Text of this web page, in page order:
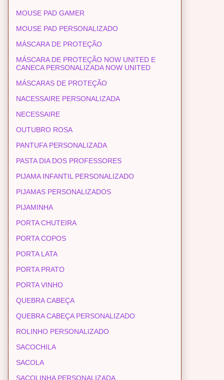
MOUSE PAD GAMER
MOUSE PAD PERSONALIZADO
MÁSCARA DE PROTEÇÃO
MÁSCARA DE PROTEÇÃO NOW UNITED E
CANECA PERSONALIZADA NOW UNITED
MÁSCARAS DE PROTEÇÃO
NACESSAIRE PERSONALIZADA
NECESSAIRE
OUTUBRO ROSA
PANTUFA PERSONALIZADA
PASTA DIA DOS PROFESSORES
PIJAMA INFANTIL PERSONALIZADO
PIJAMAS PERSONALIZADOS
PIJAMINHA
PORTA CHUTEIRA
PORTA COPOS
PORTA LATA
PORTA PRATO
PORTA VINHO
QUEBRA CABEÇA
QUEBRA CABEÇA PERSONALIZADO
ROLINHO PERSONALIZADO
SACOCHILA
SACOLA
SACOLINHA PERSONALIZADA